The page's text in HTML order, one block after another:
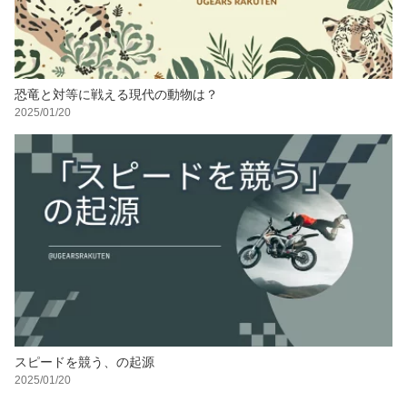
恐竜と対等に戦える現代の動物は？
2025/01/20
スピードを競う、の起源
2025/01/20